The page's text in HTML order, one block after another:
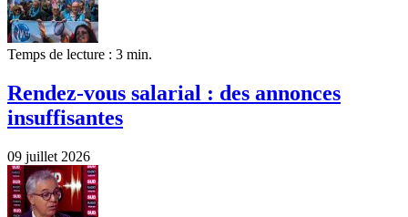
Temps de lecture : 3 min.
Rendez-vous salarial : des annonces
insuffisantes
09 juillet 2026